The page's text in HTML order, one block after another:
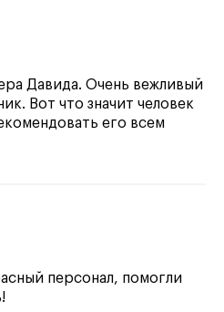
Давида. Очень вежливый
Вот что значит человек
его всем
персонал, помогли